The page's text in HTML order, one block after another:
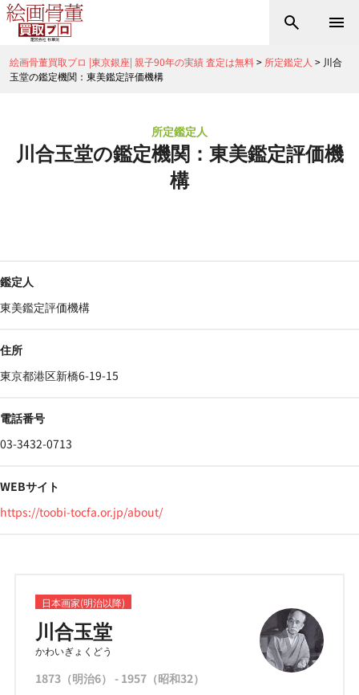
絵画骨董買取プロ |東京銀座| 親子90年の実績 査定は無料> 所定鑑定人 > 川合
玉堂の鑑定機関：東美鑑定評価機構
所定鑑定人
川合玉堂の鑑定機関：東美鑑定評価機
構
鑑定人
東美鑑定評価機構
住所
東京都港区新橋6-19-15
電話番号
03-3432-0713
WEBサイト
https://toobi-tocfa.or.jp/about/
日本画家(明治以降)
川合玉堂
かわいぎょくどう
1873（明治6） - 1957（昭和32）